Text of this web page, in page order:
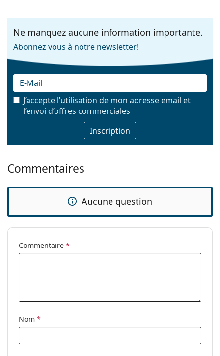
Ne manquez aucune information importante.
Abonnez vous à notre newsletter!
E-mail
J’accepte l’utilisation de mon adresse email et
l’envoi d’offres commerciales
Commentaires
Aucune question
Commentaire *
Nom *